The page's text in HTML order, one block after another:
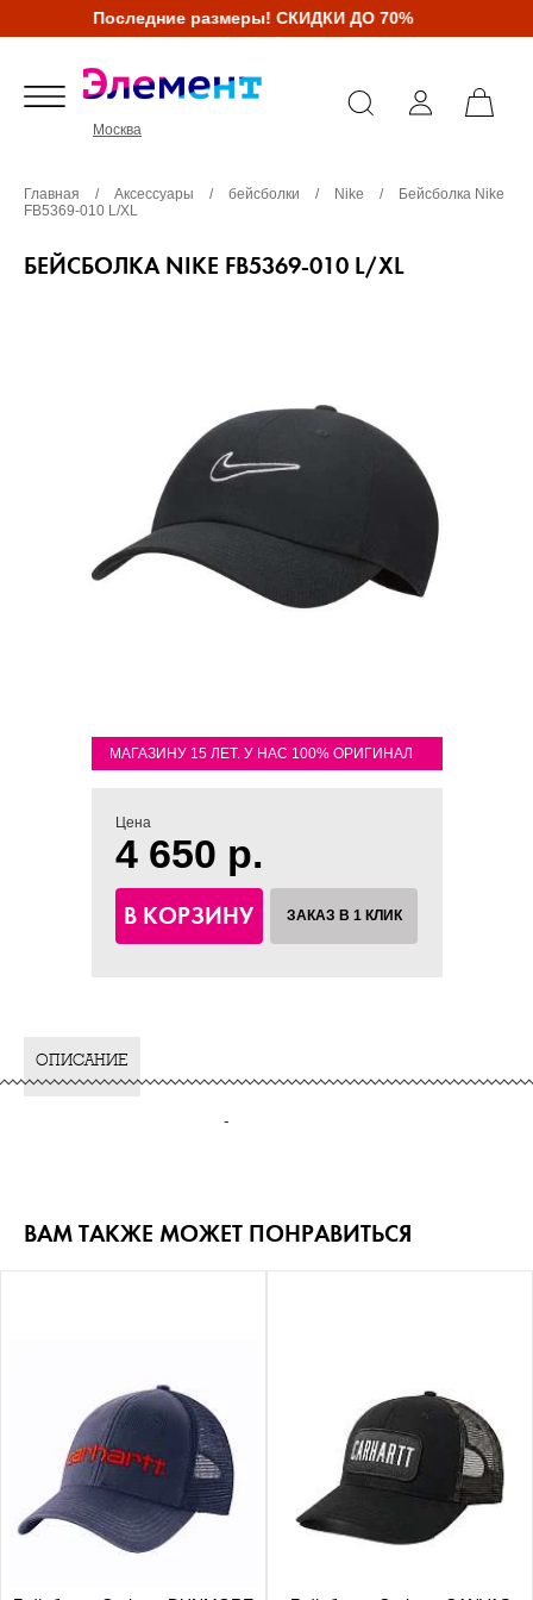
Последние размеры! СКИДКИ ДО 70%
Москва
Главная / Аксессуары / бейсболки / Nike /
Бейсболка Nike
FB5369-010 L/XL
БЕЙСБОЛКА NIKE FB5369-010 L/XL
МАГАЗИНУ 15 ЛЕТ. У НАС 100% ОРИГИНАЛ
Цена
4 650 р.
В КОРЗИНУ ЗАКАЗ В 1 КЛИК
ОПИСАНИЕ
-
ВАМ ТАКЖЕ МОЖЕТ ПОНРАВИТЬСЯ